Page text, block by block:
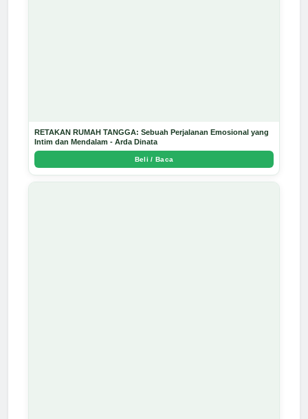
RETAKAN RUMAH TANGGA: Sebuah Perjalanan Emosional yang
Intim dan Mendalam - Arda Dinata
Beli / Baca